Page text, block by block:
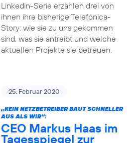
Linkedin-Serie erzählen drei von
ihnen ihre bisherige Telefónica-
Story: wie sie zu uns gekommen
sind, was sie antreibt und welche
aktuellen Projekte sie betreuen.
25. Februar 2020
„KEIN NETZBETREIBER BAUT SCHNELLER
AUS ALS WIR“:
CEO Markus Haas im
Tagesspiegel zur